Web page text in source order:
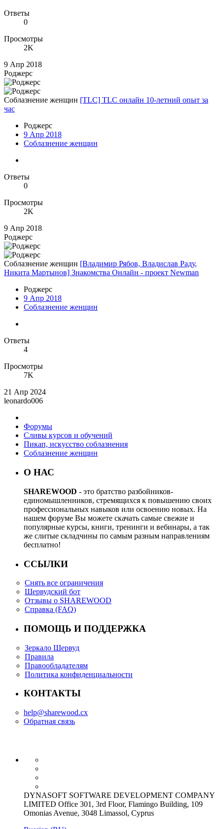
Ответы
0
Просмотры
2K
9 Апр 2018
Роджерc
Соблазнение женщин [TLC] TLC онлайн 10-летний опыт за
час
Роджерc
9 Апр 2018
Соблазнение женщин
Ответы
0
Просмотры
2K
9 Апр 2018
Роджерc
Соблазнение женщин [Владимир Рябов, Владислав Раду,
Никита Мартынов] Знакомства Онлайн - проект Newman
Роджерc
9 Апр 2018
Соблазнение женщин
Ответы
4
Просмотры
7K
21 Апр 2024
leonardo006
Форумы
Сливы курсов и обучений
Пикап, искусство соблазнения
Соблазнение женщин
О НАС
SHAREWOOD - это братство разбойников-
единомышленников, стремящихся к повышению своих
профессиональных навыков или освоению новых. На
нашем форуме Вы можете скачать самые свежие и
популярные курсы, книги, тренинги и вебинары, а так
же слитые складчины по самым разным направлениям
бесплатно!
ССЫЛКИ
Снять все ограничения
Шервудский бот
Отзывы о SHAREWOOD
Справка (FAQ)
ПОМОЩЬ И ПОДДЕРЖКА
Зеркало Шервуд
Правила
Правообладателям
Политика конфиденциальности
КОНТАКТЫ
help@sharewood.cx
Обратная связь
DYNASOFT SOFTWARE DEVELOPMENT COMPANY
LIMITED Office 301, 3rd Floor, Flamingo Building, 109
Omonias Avenue, 3048 Limassol, Cyprus